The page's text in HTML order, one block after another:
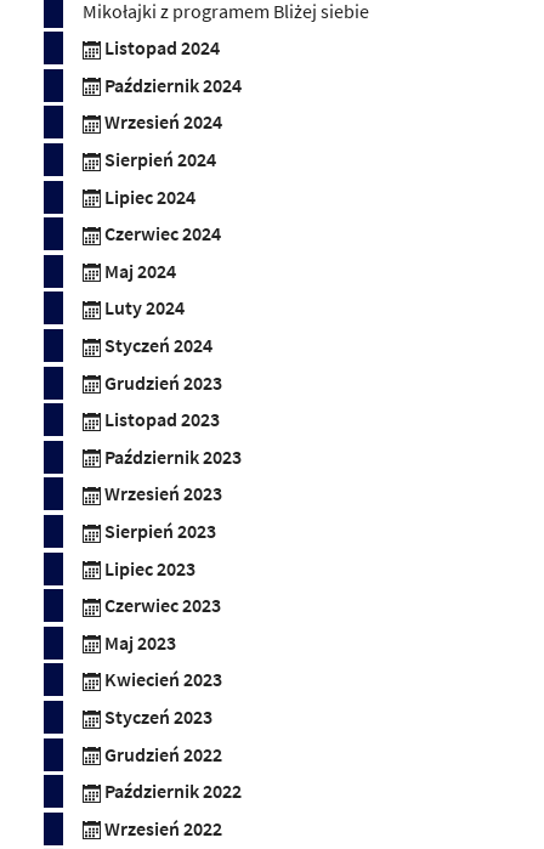
Mikołajki z programem Bliżej siebie
Listopad 2024
Październik 2024
Wrzesień 2024
Sierpień 2024
Lipiec 2024
Czerwiec 2024
Maj 2024
Luty 2024
Styczeń 2024
Grudzień 2023
Listopad 2023
Październik 2023
Wrzesień 2023
Sierpień 2023
Lipiec 2023
Czerwiec 2023
Maj 2023
Kwiecień 2023
Styczeń 2023
Grudzień 2022
Październik 2022
Wrzesień 2022